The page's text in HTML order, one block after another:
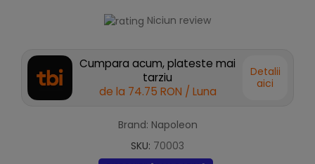
Niciun review
Cumpara acum, plateste mai
tarziu
de la 74.75 RON / Luna
Detalii
aici
Brand: Napoleon
SKU: 70003